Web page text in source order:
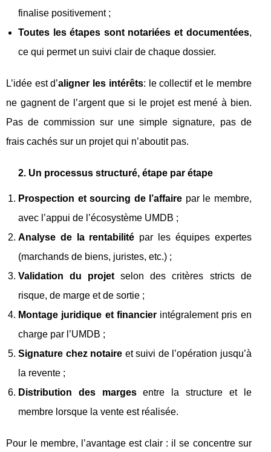
finalise positivement ;
Toutes les étapes sont notariées et documentées,
ce qui permet un suivi clair de chaque dossier.
L’idée est d’aligner les intérêts: le collectif et le membre
ne gagnent de l’argent que si le projet est mené à bien.
Pas de commission sur une simple signature, pas de
frais cachés sur un projet qui n’aboutit pas.
2. Un processus structuré, étape par étape
Prospection et sourcing de l’affaire par le membre,
avec l’appui de l’écosystème UMDB ;
Analyse de la rentabilité par les équipes expertes
(marchands de biens, juristes, etc.) ;
Validation du projet selon des critères stricts de
risque, de marge et de sortie ;
Montage juridique et financierintégralement pris en
charge par l’UMDB ;
Signature chez notaire et suivi de l’opération jusqu’à
la revente ;
Distribution des margesentre la structure et le
membre lorsque la vente est réalisée.
Pour le membre, l’avantage est clair : il se concentre sur